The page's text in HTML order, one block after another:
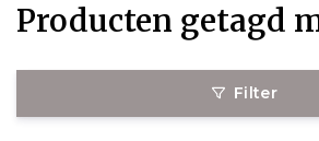
Producten getagd
Filter